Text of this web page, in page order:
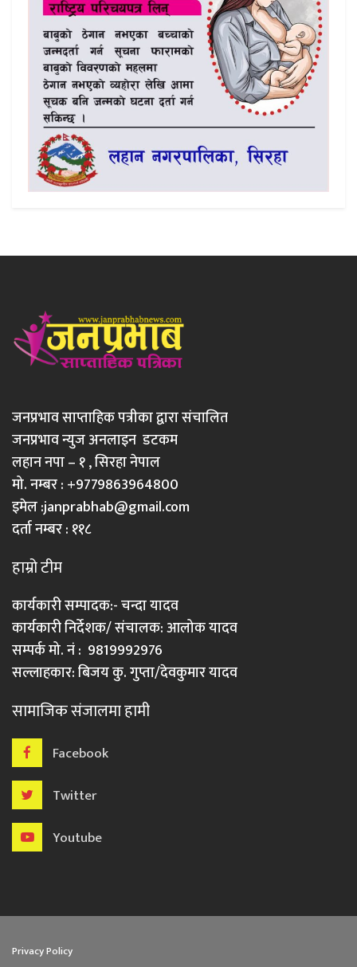
जनप्रभाव साप्ताहिक पत्रीका द्वारा संचालित
जनप्रभाव न्युज अनलाइन डटकम
लहान नपा – १ , सिरहा नेपाल
मो. नम्बर : +9779863964800
इमेल :janprabhab@gmail.com
दर्ता नम्बर : ११८
हाम्रो टीम
कार्यकारी सम्पादक:- चन्दा यादव
कार्यकारी निर्देशक/ संचालक: आलोक यादव
सम्पर्क मो. नं : 9819992976
सल्लाहकार: बिजय कु. गुप्ता/देवकुमार यादव
सामाजिक संजालमा हामी
Facebook
Twitter
Youtube
Privacy Policy